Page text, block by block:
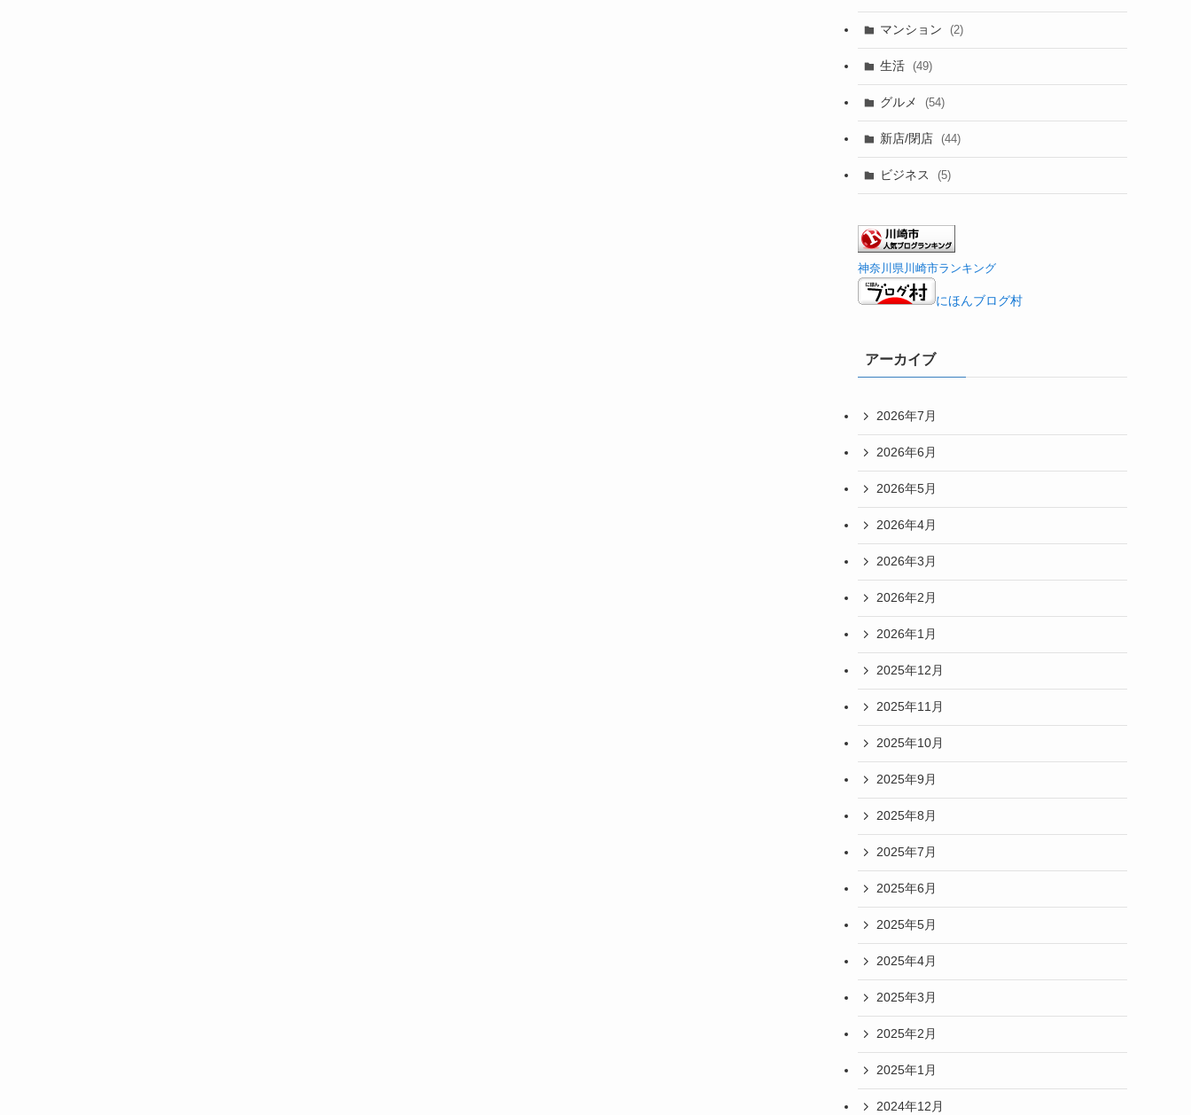
マンション (2)
生活 (49)
グルメ (54)
新店/閉店 (44)
ビジネス (5)
神奈川県川崎市ランキング
にほんブログ村
アーカイブ
2026年7月
2026年6月
2026年5月
2026年4月
2026年3月
2026年2月
2026年1月
2025年12月
2025年11月
2025年10月
2025年9月
2025年8月
2025年7月
2025年6月
2025年5月
2025年4月
2025年3月
2025年2月
2025年1月
2024年12月